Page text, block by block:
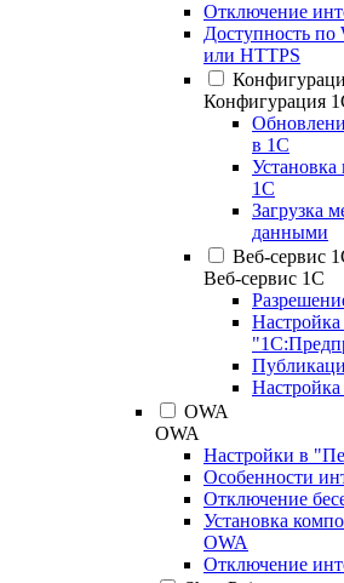
Отключение
Доступность по
или HTTPS
Конфигурация
в 1С
1С
Загрузка
данными
Веб-сервис
Веб-сервис 1С
Настройка
Настройка
OWA
OWA
Настройки в
Особенности
Отключение
Установка
OWA
Отключение